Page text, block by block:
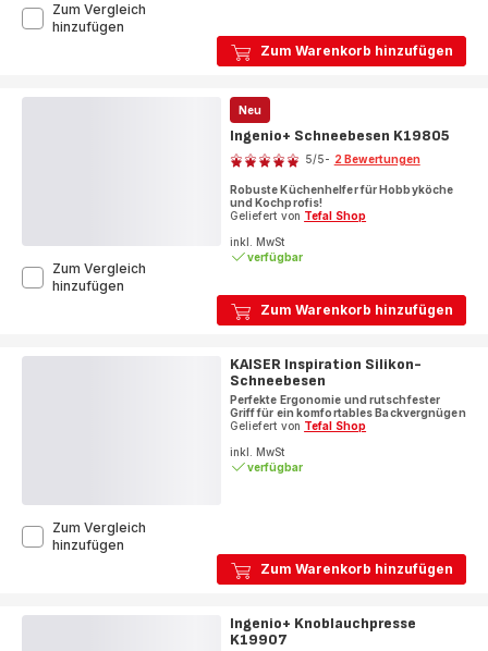
Zum Warenkorb hinzufügen
Zum Vergleich
hinzufügen
Zum Warenkorb hinzufügen
Neu
Ingenio+ Schneebesen K19805
Bewertung
mit
5
Sternen
(Durchschnitt)
5/5- 2 Bewertungen
Robuste Küchenhelfer für Hobbyköche
und Kochprofis!
Geliefert von Tefal Shop
inkl. MwSt
verfügbar
Zum Vergleich
hinzufügen
Zum Warenkorb hinzufügen
KAISER Inspiration Silikon-
Schneebesen
Perfekte Ergonomie und rutschfester
Griff für ein komfortables Backvergnügen
Geliefert von Tefal Shop
inkl. MwSt
verfügbar
Zum Vergleich
hinzufügen
Ingenio+ Knoblauchpresse
K19907
Bewertung